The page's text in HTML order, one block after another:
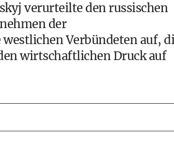
verurteilte den russischen
der
Verbündeten auf,
wirtschaftlichen Druck auf